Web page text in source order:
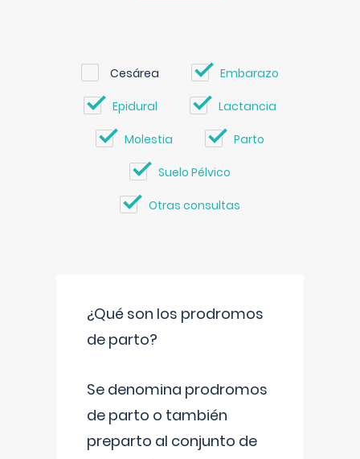
Cesárea Embarazo
Epidural Lactancia
Molestia Parto
Suelo Pélvico
Otras consultas
¿Qué son los prodromos
de parto?
Se denomina prodromos
de parto o también
preparto al conjunto de